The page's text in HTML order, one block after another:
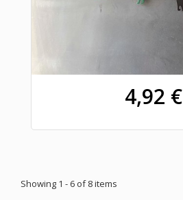
4,92 €
Showing 1 - 6 of 8 items